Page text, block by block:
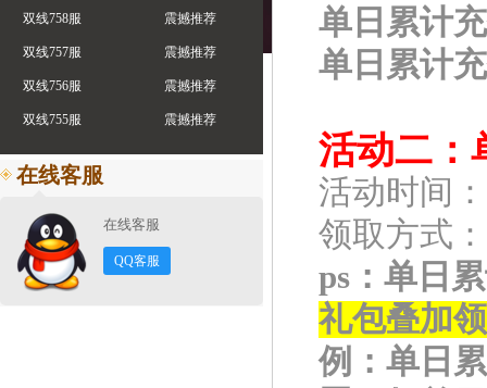
双线758服 震撼推荐
双线757服 震撼推荐
双线756服 震撼推荐
双线755服 震撼推荐
在线客服
在线客服
QQ客服
单日累计
单日累计
活动二：
活动时间
领取方式：
ps：单日
礼包叠加
例：单日